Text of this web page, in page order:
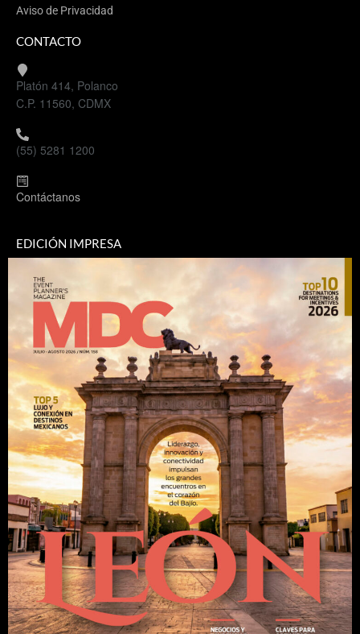
Aviso de Privacidad
CONTACTO
Platón 414, Polanco
C.P. 11560, CDMX
(55) 5281 1200
Contáctanos
EDICIÓN IMPRESA